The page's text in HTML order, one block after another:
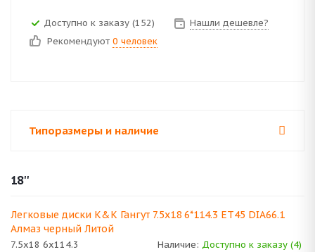
Доступно к заказу (152)
Нашли дешевле?
Рекомендуют 0 человек
Типоразмеры и наличие
18''
Легковые диски K&K Гангут 7.5x18 6*114.3 ET45 DIA66.1
Алмаз черный Литой
7.5x18 6x114.3 Наличие: Доступно к заказу (4)